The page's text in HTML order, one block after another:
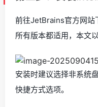
前往JetBrains官方网站
所有版本都适用，本文
安装时建议选择非系统
快捷方式选项。